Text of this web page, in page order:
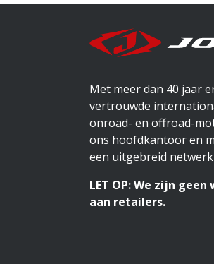
Met meer dan 40 jaar
vertrouwde
onroad- en offroad-
ons hoofdkantoor en
een uitgebreid
LET OP: We zijn
aan retailers.